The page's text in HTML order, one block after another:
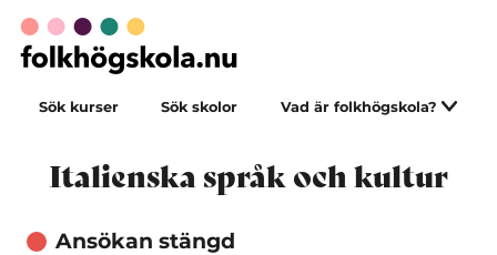
Sök kurser Sök skolor Vad är folkhögskola?
Italienska språk och kultur
Ansökan stängd